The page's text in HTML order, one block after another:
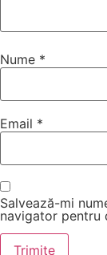
Nume *
Email *
Salvează-mi
navigator pentru